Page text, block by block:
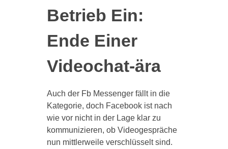
Betrieb Ein:
Ende Einer
Videochat-ära
Auch der Fb Messenger fällt in die
Kategorie, doch Facebook ist nach
wie vor nicht in der Lage klar zu
kommunizieren, ob Videogespräche
nun mittlerweile verschlüsselt sind.